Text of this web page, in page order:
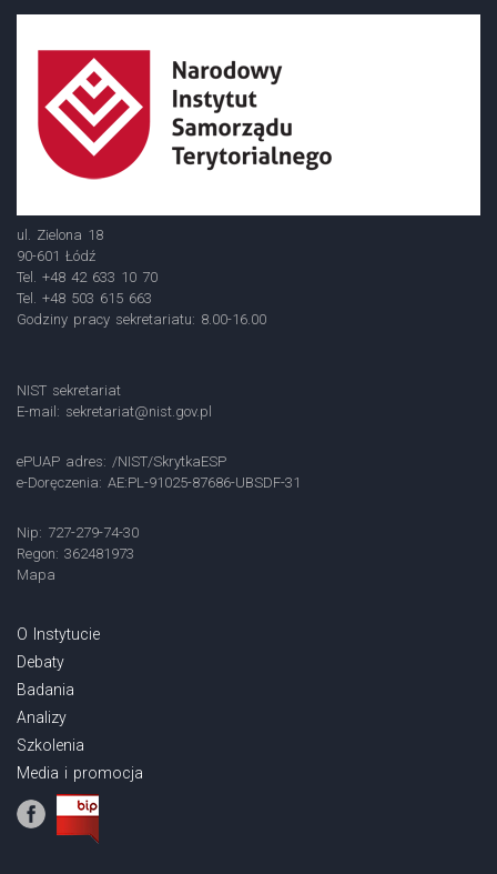
ul. Zielona 18
90-601 Łódź
Tel. +48 42 633 10 70
Tel. +48 503 615 663
Godziny pracy sekretariatu: 8.00-16.00
NIST sekretariat
E-mail: sekretariat@nist.gov.pl
ePUAP adres: /NIST/SkrytkaESP
e-Doręczenia: AE:PL-91025-87686-UBSDF-31
Nip: 727-279-74-30
Regon: 362481973
Mapa
O Instytucie
Debaty
Badania
Analizy
Szkolenia
Media i promocja